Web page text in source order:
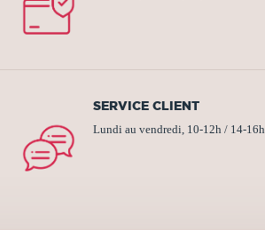
SERVICE CLIENT
Lundi au vendredi, 10-12h / 14-16h